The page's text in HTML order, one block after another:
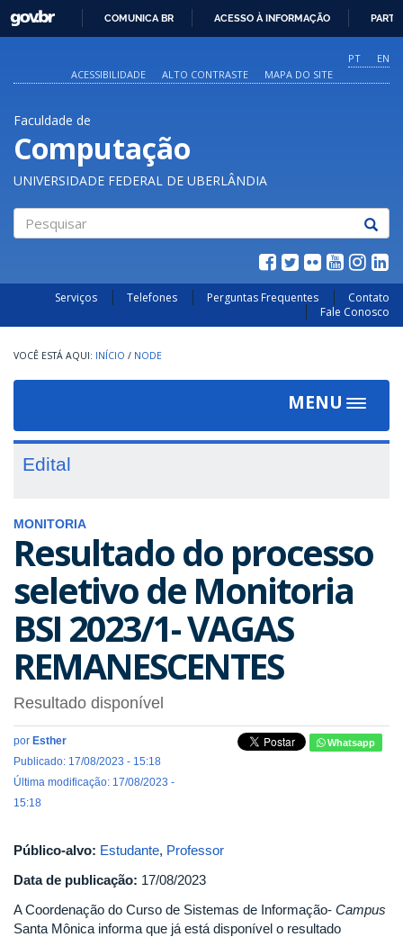
O
CONTEÚDO
GOVBR
COMUNICA BR ACESSO À INFORMAÇÃO
PT
EN
ACESSIBILIDADE
ALTO CONTRASTE MAPA DO SITE
Faculdade de
Computação
UNIVERSIDADE FEDERAL DE UBERLÂNDIA
Serviços Telefones Perguntas Frequentes
Contato
Fale Conosco
INÍCIO / NODE
MENU
Toggle
Edital
MONITORIA
Resultado do processo
seletivo de Monitoria
BSI 2023/1- VAGAS
REMANESCENTES
Resultado disponível
por Esther
Publicado: 17/08/2023 - 15:18
Última modificação: 17/08/2023 -
15:18
Whatsapp
Público-alvo: Estudante, Professor
Data de publicação: 17/08/2023
A Coordenação do Curso de Sistemas de Informação- Campus
Santa Mônica informa que já está disponível o resultado